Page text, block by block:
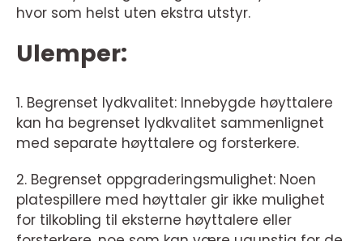
hvor som helst uten ekstra utstyr.
Ulemper:
1. Begrenset lydkvalitet: Innebygde høyttalere
kan ha begrenset lydkvalitet sammenlignet
med separate høyttalere og forsterkere.
2. Begrenset oppgraderingsmulighet: Noen
platespillere med høyttaler gir ikke mulighet
for tilkobling til eksterne høyttalere eller